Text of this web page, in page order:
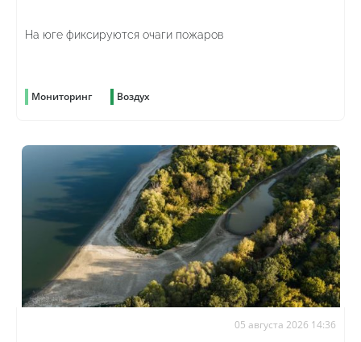
На юге фиксируются очаги пожаров
Мониторинг Воздух
05 августа 2026 14:36